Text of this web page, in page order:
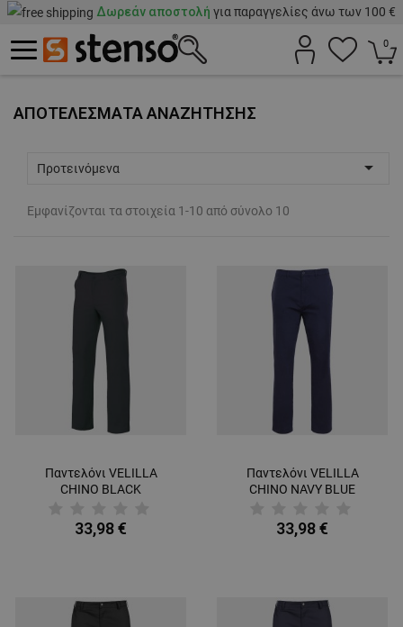
Δωρεάν αποστολή για παραγγελίες άνω των 100 €
0
ΑΠΟΤΕΛΈΣΜΑΤΑ ΑΝΑΖΉΤΗΣΗΣ
Προτεινόμενα 
Εμφανίζονται τα στοιχεία 1-10 από σύνολο 10
Παντελόνι VELILLA
CHINO BLACK
33,98 €
Παντελόνι VELILLA
CHINO NAVY BLUE
33,98 €